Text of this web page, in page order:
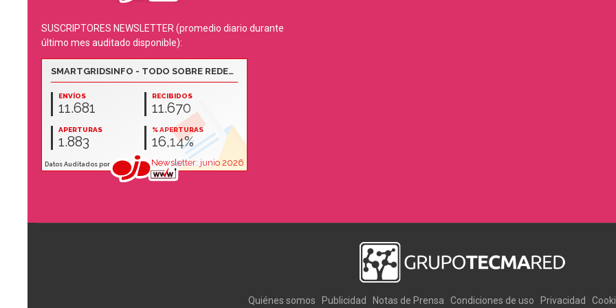
SUSCRIPTORES NEWSLETTER (promedio diario durante
último mes auditado disponible):
Quiénes somos Publicidad Notas de Prensa Condiciones de uso Privacidad